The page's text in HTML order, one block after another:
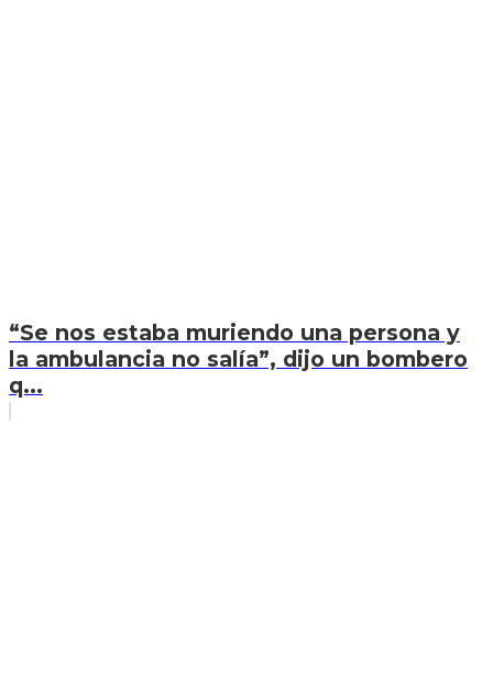
“Se nos estaba muriendo una persona y
la ambulancia no salía”, dijo un bombero
q...